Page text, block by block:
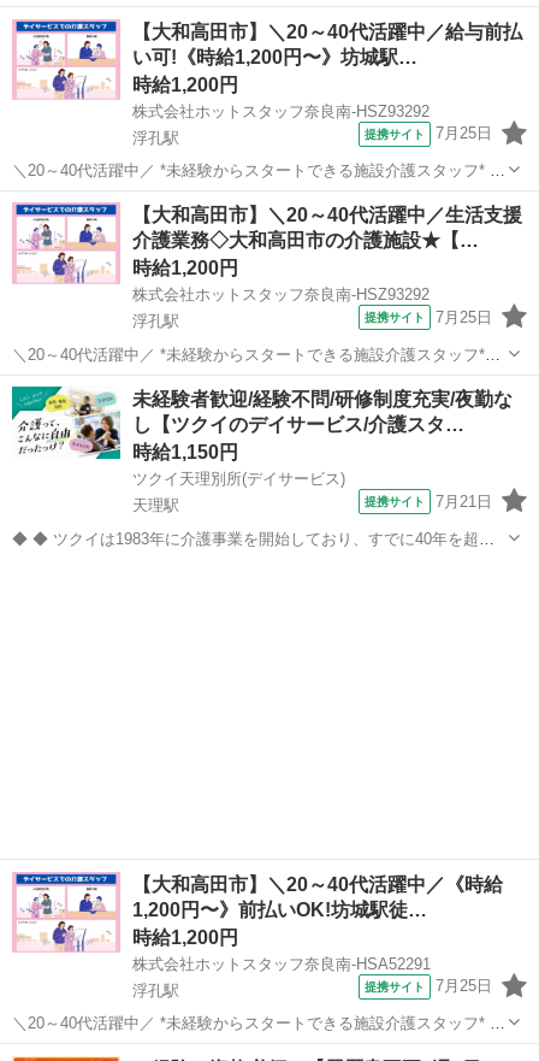
近鉄大阪線 室生口大野駅から徒歩15分、自動車通勤OK・バイク通勤
OK・自転車通勤OKと、通勤に便利な環境です。 デイサービスは日中
の通所介護。夜勤がなく生活リズムを保...
アルバイト・パート
【大和高田市】＼20～40代活躍中／給与前払
い可!《時給1,200円〜》坊城駅…
時給1,200円
株式会社ホットスタッフ奈良南-HSZ93292
浮孔駅
提携サイト 7月25日
＼20～40代活躍中／ *未経験からスタートできる施設介護スタッフ* ＼
やりがいバッチリ◎地域に貢献できる介護の職場です!♪/
────────────────── 《 お仕事の詳細 》
────────────────...
奈良 大和高田市 浮孔駅
【大和高田市】＼20～40代活躍中／生活支援
介護業務◇大和高田市の介護施設★【…
時給1,200円
株式会社ホットスタッフ奈良南-HSZ93292
浮孔駅
提携サイト 7月25日
＼20～40代活躍中／ *未経験からスタートできる施設介護スタッフ*
【やりがいバッチリ◎地域に貢献できる介護の職場です!】
━━━━━━━━━━━━━━━━━━━━ 【 仕事内容 】 介護老人
保健施設での介護スタッフ...
奈良 大和高田市 浮孔駅 介護
未経験者歓迎/経験不問/研修制度充実/夜勤な
し【ツクイのデイサービス/介護スタ…
時給1,150円
ツクイ天理別所(デイサービス)
天理駅
提携サイト 7月21日
◆ ◆ ツクイは1983年に介護事業を開始しており、すでに40年を超え
【大和高田市】＼20～40代活躍中／《時給
1,200円〜》前払いOK!坊城駅徒…
時給1,200円
株式会社ホットスタッフ奈良南-HSA52291
浮孔駅
提携サイト 7月25日
＼20～40代活躍中／ *未経験からスタートできる施設介護スタッフ* ＼
やりがいバッチリ◎地域に貢献できる介護の職場です! / 《 職種の説明
奈良 大和高田市 浮孔駅 介護